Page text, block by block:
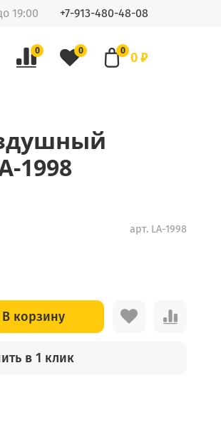
19:00 +7-913-480-48-08
0 0 0 0 ₽
арт. LA-1998
1998
В корзину
в 1 клик